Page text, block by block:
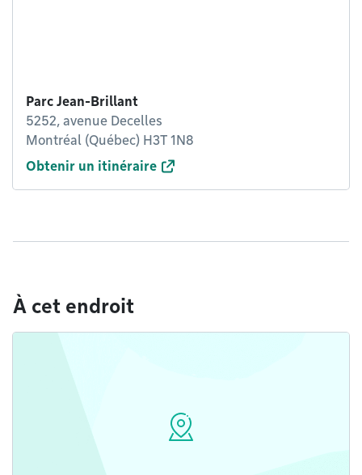
Parc Jean-Brillant
5252, avenue Decelles
Montréal (Québec) H3T 1N8
Obtenir un itinéraire
À cet endroit